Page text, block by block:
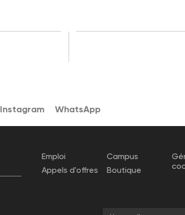
Instagram WhatsApp
Emploi
Appels d'offres
Campus
Boutique